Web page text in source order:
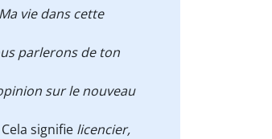
Ma vie dans cette
parlerons de ton
sur le nouveau
signifie licencier,